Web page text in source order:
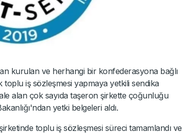
kurulan ve herhangi bir konfederasyona bağlı
toplu iş sözleşmesi yapmaya yetkili sendika
alan çok sayıda taşeron şirkette çoğunluğu
yetki belgeleri aldı.
toplu iş sözleşmesi süreci tamamlandı ve